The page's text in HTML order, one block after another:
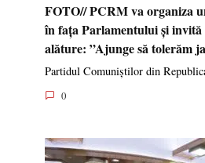
FOTO// PCRM va organiza
în fața Parlamentului și invită
alăture: ”Ajunge să tolerăm
Partidul Comuniștilor din
0